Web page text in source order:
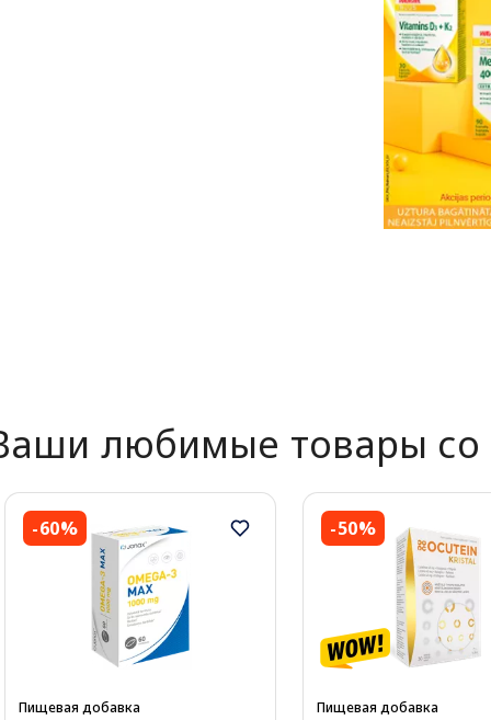
любимые товары со
-60%
Пищевая добавка
-50%
Пищевая добавка